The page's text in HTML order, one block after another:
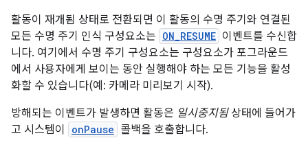
활동이 재개됨 상태로 전환되면 이 활동의 수명 주기와 연결된
모든 수명 주기 인식 구성요소는 ON_RESUME 이벤트를 수신합
니다. 여기에서 수명 주기 구성요소는 구성요소가 포그라운드
에서 사용자에게 보이는 동안 실행해야 하는 모든 기능을 활성
화할 수 있습니다(예: 카메라 미리보기 시작).
방해되는 이벤트가 발생하면 활동은 일시중지됨상태에 들어가
고 시스템이
onPause 콜백을 호출합니다.